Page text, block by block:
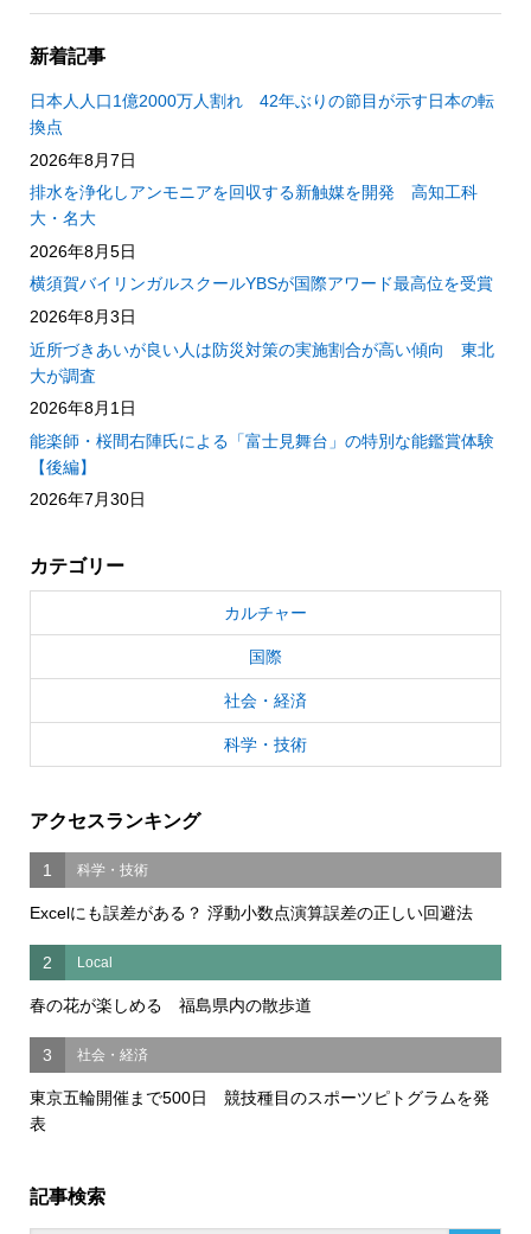
新着記事
日本人人口1億2000万人割れ 42年ぶりの節目が示す日本の転
換点
2026年8月7日
排水を浄化しアンモニアを回収する新触媒を開発 高知工科
大・名大
2026年8月5日
横須賀バイリンガルスクールYBSが国際アワード最高位を受賞
2026年8月3日
近所づきあいが良い人は防災対策の実施割合が高い傾向 東北
大が調査
2026年8月1日
能楽師・桜間右陣氏による「富士見舞台」の特別な能鑑賞体験
【後編】
2026年7月30日
カテゴリー
カルチャー
国際
社会・経済
科学・技術
アクセスランキング
1 科学・技術
Excelにも誤差がある？ 浮動小数点演算誤差の正しい回避法
2 Local
春の花が楽しめる 福島県内の散歩道
3 社会・経済
東京五輪開催まで500日 競技種目のスポーツピトグラムを発
表
記事検索